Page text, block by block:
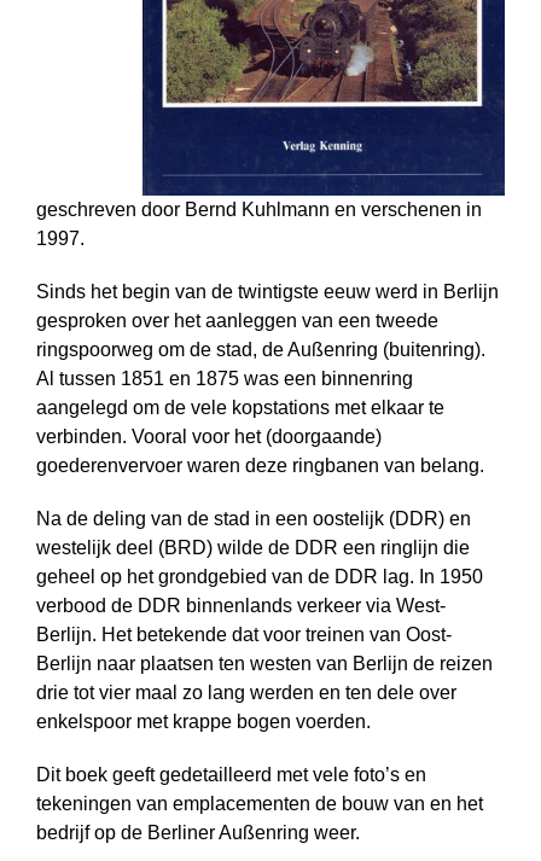
geschreven door Bernd Kuhlmann en verschenen in
1997.
Sinds het begin van de twintigste eeuw werd in Berlijn
gesproken over het aanleggen van een tweede
ringspoorweg om de stad, de Außenring (buitenring).
Al tussen 1851 en 1875 was een binnenring
aangelegd om de vele kopstations met elkaar te
verbinden. Vooral voor het (doorgaande)
goederenvervoer waren deze ringbanen van belang.
Na de deling van de stad in een oostelijk (DDR) en
westelijk deel (BRD) wilde de DDR een ringlijn die
geheel op het grond­gebied van de DDR lag. In 1950
verbood de DDR binnenlands verkeer via West-
Berlijn. Het betekende dat voor treinen van Oost-
Berlijn naar plaatsen ten westen van Berlijn de reizen
drie tot vier maal zo lang werden en ten dele over
enkelspoor met krappe bogen voerden.
Dit boek geeft gedetailleerd met vele foto’s en
tekeningen van emplacementen de bouw van en het
bedrijf op de Berliner Außenring weer.